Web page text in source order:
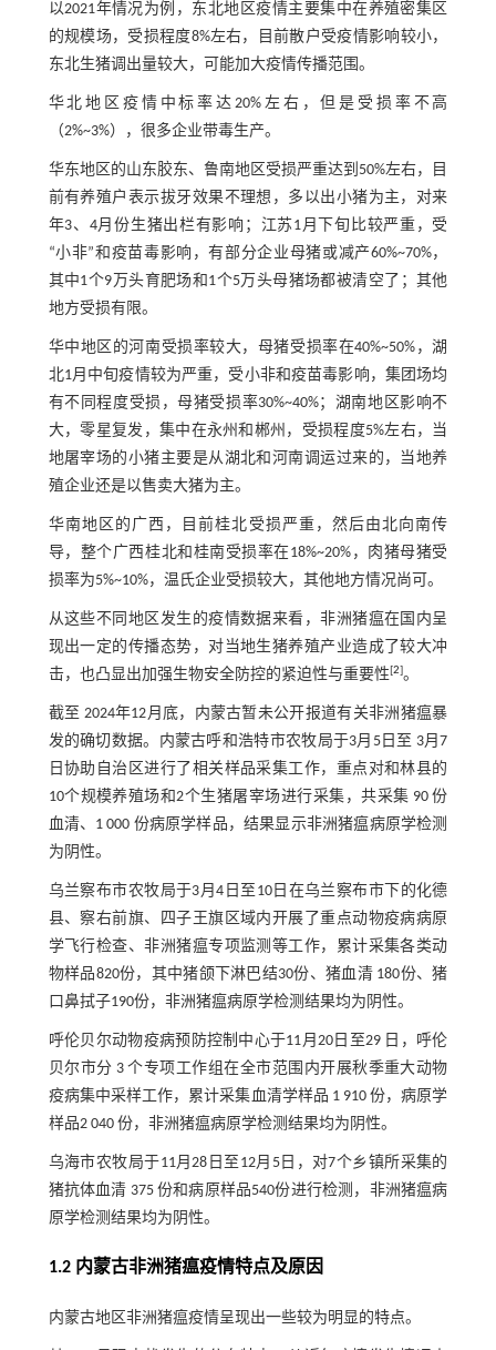
以2021年情况为例，东北地区疫情主要集中在养殖密集区
的规模场，受损程度8%左右，目前散户受疫情影响较小，
东北生猪调出量较大，可能加大疫情传播范围。
华北地区疫情中标率达20%左右，但是受损率不高
（2%~3%），很多企业带毒生产。
华东地区的山东胶东、鲁南地区受损严重达到50%左右，目
前有养殖户表示拔牙效果不理想，多以出小猪为主，对来
年3、4月份生猪出栏有影响；江苏1月下旬比较严重，受
“小非”和疫苗毒影响，有部分企业母猪或减产60%~70%，
其中1个9万头育肥场和1个5万头母猪场都被清空了；其他
地方受损有限。
华中地区的河南受损率较大，母猪受损率在40%~50%，湖
北1月中旬疫情较为严重，受小非和疫苗毒影响，集团场均
有不同程度受损，母猪受损率30%~40%；湖南地区影响不
大，零星复发，集中在永州和郴州，受损程度5%左右，当
地屠宰场的小猪主要是从湖北和河南调运过来的，当地养
殖企业还是以售卖大猪为主。
华南地区的广西，目前桂北受损严重，然后由北向南传
导，整个广西桂北和桂南受损率在18%~20%，肉猪母猪受
损率为5%~10%，温氏企业受损较大，其他地方情况尚可。
从这些不同地区发生的疫情数据来看，非洲猪瘟在国内呈
现出一定的传播态势，对当地生猪养殖产业造成了较大冲
击，也凸显出加强生物安全防控的紧迫性与重要性[2]。
截至 2024年12月底，内蒙古暂未公开报道有关非洲猪瘟暴
发的确切数据。内蒙古呼和浩特市农牧局于3月5日至 3月7
日协助自治区进行了相关样品采集工作，重点对和林县的
10个规模养殖场和2个生猪屠宰场进行采集，共采集 90 份
血清、1 000 份病原学样品，结果显示非洲猪瘟病原学检测
为阴性。
乌兰察布市农牧局于3月4日至10日在乌兰察布市下的化德
县、察右前旗、四子王旗区域内开展了重点动物疫病病原
学飞行检查、非洲猪瘟专项监测等工作，累计采集各类动
物样品820份，其中猪颌下淋巴结30份、猪血清 180份、猪
口鼻拭子190份，非洲猪瘟病原学检测结果均为阴性。
呼伦贝尔动物疫病预防控制中心于11月20日至29 日，呼伦
贝尔市分 3 个专项工作组在全市范围内开展秋季重大动物
疫病集中采样工作，累计采集血清学样品 1 910 份，病原学
样品2 040 份，非洲猪瘟病原学检测结果均为阴性。
乌海市农牧局于11月28日至12月5日，对7个乡镇所采集的
猪抗体血清 375 份和病原样品540份进行检测，非洲猪瘟病
原学检测结果均为阴性。
1.2 内蒙古非洲猪瘟疫情特点及原因
内蒙古地区非洲猪瘟疫情呈现出一些较为明显的特点。